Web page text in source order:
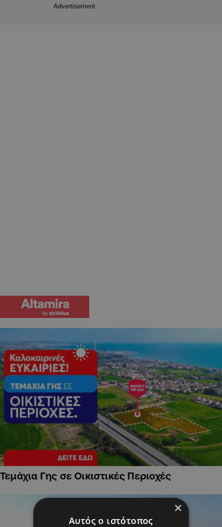
Advertisement
Τεμάχια Γης σε Οικιστικές Περιοχές
×
Αυτός ο ιστότοπος